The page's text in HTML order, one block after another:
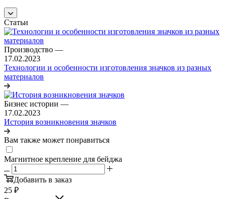
Статьи
Производство —
17.02.2023
Технологии и особенности изготовления значков из разных
материалов
Бизнес истории —
17.02.2023
История возникновения значков
Вам также может понравиться
Магнитное крепление для бейджа
Добавить в заказ
25 ₽